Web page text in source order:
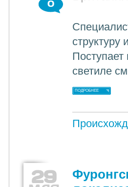
0
светиле
ПОДРОБНЕЕ
29